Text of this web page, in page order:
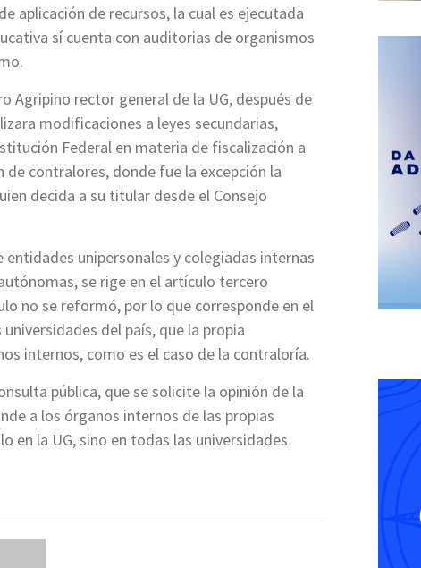
aplicación de recursos, la cual es ejecutada
sí cuenta con auditorias de organismos
Agripino rector general de la UG, después de
modificaciones a leyes secundarias,
Federal en materia de fiscalización a
contralores, donde fue la excepción la
decida a su titular desde el Consejo
unipersonales y colegiadas internas
se rige en el artículo tercero
no se reformó, por lo que corresponde en el
del país, que la propia
internos, como es el caso de la contraloría.
pública, que se solicite la opinión de la
a los órganos internos de las propias
en la UG, sino en todas las universidades